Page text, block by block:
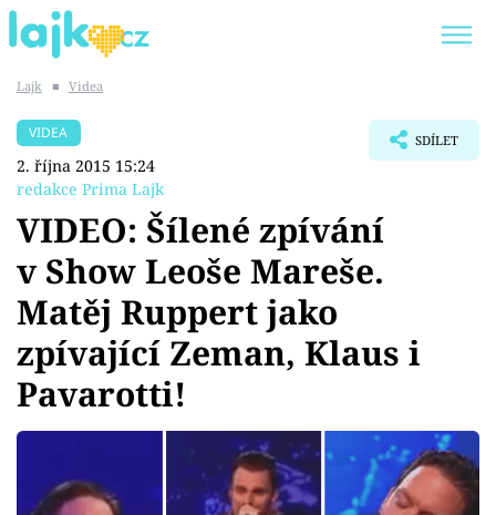
SHOPAHOLICADEL
Témata
Showbyznys
Youtubeři
Sex a vztahy
Lajk ■ Videa
VIDEA
2. října 2015 15:24
redakce Prima Lajk
SDÍLET
VIDEO: Šílené zpívání
v Show Leoše Mareše.
Matěj Ruppert jako
zpívající Zeman, Klaus i
Pavarotti!